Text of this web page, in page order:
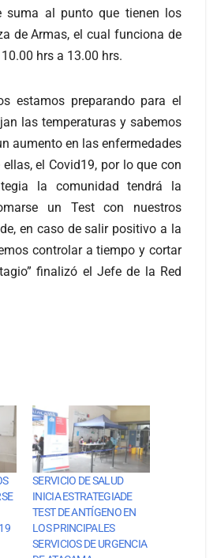
suma al punto que tienen los
de Armas, el cual funciona de
hrs a 13.00 hrs.
estamos preparando para el
las temperaturas y sabemos
aumento en las enfermedades
el Covid19, por lo que con
la comunidad tendrá la
un Test con nuestros
en caso de salir positivo a la
controlar a tiempo y cortar
finalizó el Jefe de la Red
SERVICIO DE SALUD
INICIA ESTRATEGIADE
TEST DE ANTÍGENO EN
LOS PRINCIPALES
SERVICIOS DE URGENCIA